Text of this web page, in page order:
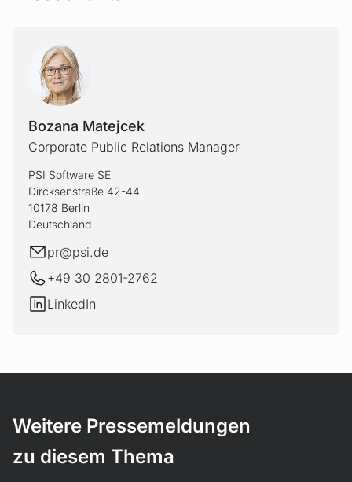
BOZAN
Bozana Matejcek
Corporate Public Relations Manager
PSI Software SE
Dircksenstraße 42-44
10178 Berlin
Deutschland
E-Mail
pr@psi.de
+49 30 2801-2762
LinkedIn
LinkedIn
Weitere Pressemeldungen
zu diesem Thema